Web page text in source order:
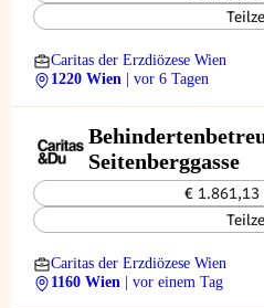
Caritas der Erzdiözese Wien
1220 Wien
| vor 6 Tagen
Seitenberggasse
€ 1.861,13
Caritas der Erzdiözese Wien
1160 Wien
| vor einem Tag